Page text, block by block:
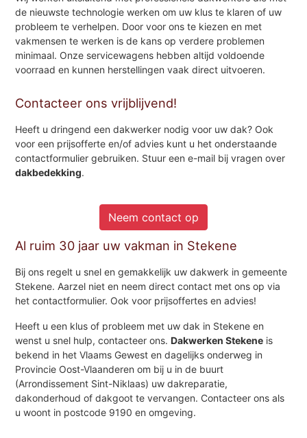
de nieuwste technologie werken om uw klus te klaren of uw
probleem te verhelpen. Door voor ons te kiezen en met
vakmensen te werken is de kans op verdere problemen
minimaal. Onze servicewagens hebben altijd voldoende
voorraad en kunnen herstellingen vaak direct uitvoeren.
Contacteer ons vrijblijvend!
Heeft u dringend een dakwerker nodig voor uw dak? Ook
voor een prijsofferte en/of advies kunt u het onderstaande
contactformulier gebruiken. Stuur een e-mail bij vragen over
dakbedekking.
Neem contact op
Al ruim 30 jaar uw vakman in Stekene
Bij ons regelt u snel en gemakkelijk uw dakwerk in gemeente
Stekene. Aarzel niet en neem direct contact met ons op via
het contactformulier. Ook voor prijsoffertes en advies!
Heeft u een klus of probleem met uw dak in Stekene en
wenst u snel hulp, contacteer ons.Dakwerken Stekene is
bekend in het Vlaams Gewest en dagelijks onderweg in
Provincie Oost-Vlaanderen om bij u in de buurt
(Arrondissement Sint-Niklaas) uw dakreparatie,
dakonderhoud of dakgoot te vervangen. Contacteer ons als
u woont in postcode 9190 en omgeving.